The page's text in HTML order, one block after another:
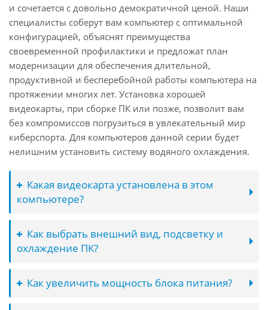
и сочетается с довольно демократичной ценой. Наши
специалисты соберут вам компьютер с оптимальной
конфигурацией, объяснят преимущества
своевременной профилактики и предложат план
модернизации для обеспечения длительной,
продуктивной и бесперебойной работы компьютера на
протяжении многих лет. Установка хорошей
видеокарты, при сборке ПК или позже, позволит вам
без компромиссов погрузиться в увлекательный мир
киберспорта. Для компьютеров данной серии будет
нелишним установить систему водяного охлаждения.
Какая видеокарта установлена в этом
компьютере?
Как выбрать внешний вид, подсветку и
охлаждение ПК?
Как увеличить мощность блока питания?